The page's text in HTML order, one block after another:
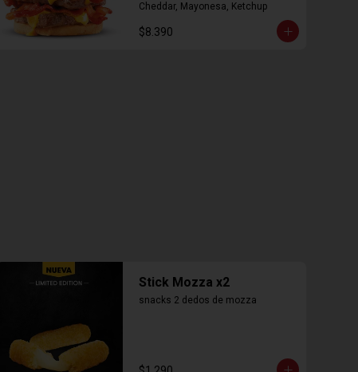
Cheddar, Mayonesa, Ketchup
$8.390
Stick Mozza x2
snacks 2 dedos de mozza